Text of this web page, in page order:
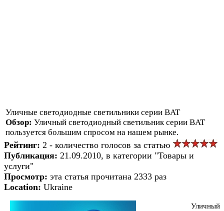
Уличные светодиодные светильники серии BAT
Обзор: Уличный светодиодный светильник серии BAT
пользуется большим спросом на нашем рынке.
Рейтинг: 2 - количество голосов за статью
Публикация: 21.09.2010, в категории "Товары и
услуги"
Просмотр: эта статья прочитана 2333 раз
Location: Ukraine
Уличный